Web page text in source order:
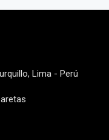
Lima - Perú